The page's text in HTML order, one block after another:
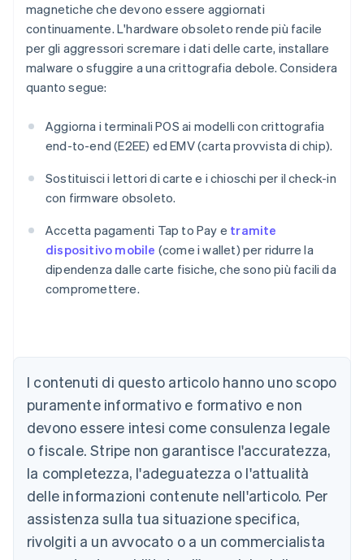
magnetiche che devono essere aggiornati
continuamente. L'hardware obsoleto rende più facile
per gli aggressori scremare i dati delle carte, installare
malware o sfuggire a una crittografia debole. Considera
quanto segue:
Aggiorna i terminali POS ai modelli con crittografia
end-to-end (E2EE) ed EMV (carta provvista di chip).
Sostituisci i lettori di carte e i chioschi per il check-in
con firmware obsoleto.
Accetta pagamenti Tap to Pay e tramite
dispositivo mobile (come i wallet) per ridurre la
dipendenza dalle carte fisiche, che sono più facili da
compromettere.
I contenuti di questo articolo hanno uno scopo
puramente informativo e formativo e non
devono essere intesi come consulenza legale
o fiscale. Stripe non garantisce l'accuratezza,
la completezza, l'adeguatezza o l'attualità
delle informazioni contenute nell'articolo. Per
assistenza sulla tua situazione specifica,
rivolgiti a un avvocato o a un commercialista
NederlandsFrançaisDeutschEnglish
Brasile
Bulgaria
English
Canada
English Français
Cina continentale
简体中文English
English